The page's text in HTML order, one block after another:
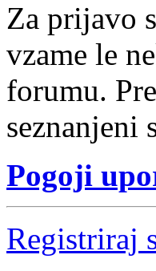
Za prijavo
vzame le
forumu.
seznanjeni
Pogoji
Registriraj